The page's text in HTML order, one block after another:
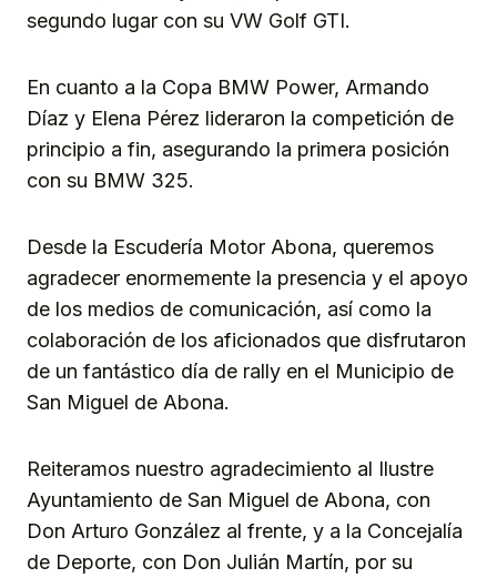
segundo lugar con su VW Golf GTI.
En cuanto a la Copa BMW Power, Armando
Díaz y Elena Pérez lideraron la competición de
principio a fin, asegurando la primera posición
con su BMW 325.
Desde la Escudería Motor Abona, queremos
agradecer enormemente la presencia y el apoyo
de los medios de comunicación, así como la
colaboración de los aficionados que disfrutaron
de un fantástico día de rally en el Municipio de
San Miguel de Abona.
Reiteramos nuestro agradecimiento al Ilustre
Ayuntamiento de San Miguel de Abona, con
Don Arturo González al frente, y a la Concejalía
de Deporte, con Don Julián Martín, por su